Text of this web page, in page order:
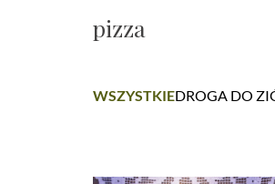
pizza
WSZYSTKIEDROGA DO